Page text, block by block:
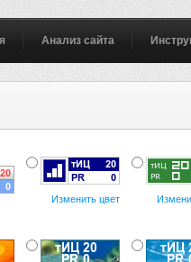
Анализ сайта
Изменить цвет